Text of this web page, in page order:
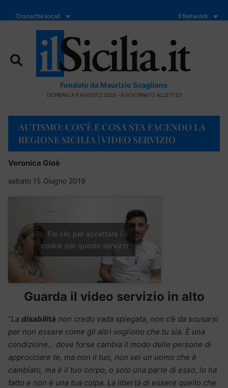
Cronache locali Il Network
Fondato da Maurizio Scaglione
DOMENICA 9 AGOSTO 2026 - AGGIORNATO ALLE 17:53
AUTISMO: COS’È E COSA STA FACENDO LA
REGIONE SICILIA | VIDEO SERVIZIO
Veronica Gioè
sabato 15 Giugno 2019
Fai clic per accettare i
cookie per questo servizio
Guarda il video servizio in alto
“La disabilità non credo vada spiegata, non c’è da scusarsi
per non essere come gli altri vogliono che tu sia. È una
condizione… dove forse cambia il modo delle persone di
approcciare te, ma non il tuo, non sei un uomo che è
cambiato, ma è il tuo corpo, o solo una parte di esso, lo ha
fatto e non è una tua colpa. La libertà di essere quello che